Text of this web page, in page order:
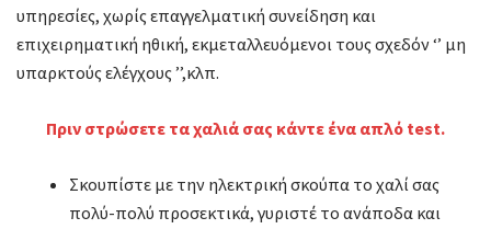
υπηρεσίες, χωρίς επαγγελματική συνείδηση και
επιχειρηματική ηθική, εκμεταλλευόμενοι τους σχεδόν ‘’ μη
υπαρκτούς ελέγχους ’’,κλπ.
Πριν στρώσετε τα χαλιά σας κάντε ένα απλό test.
Σκουπίστε με την ηλεκτρική σκούπα το χαλί σας
πολύ-πολύ προσεκτικά, γυριστέ το ανάποδα και